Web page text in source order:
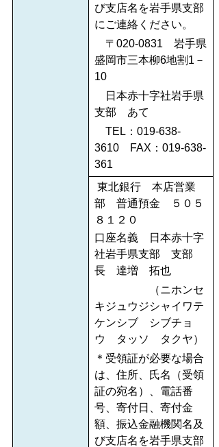
び支店名を岩手県支部
にご連絡ください。
〒020‐0831 岩手県
盛岡市三本柳6地割1－
10
日本赤十字社岩手県
支部 あて
TEL：019‐638-
3610 FAX：019‐638‐
361
東北銀行 本店営業
部 普通預金 ５０５
８１２０
口座名義 日本赤十字
社岩手県支部 支部
長 達増 拓也
（ニホンセ
キジュウジシャイワテ
ケンシブ シブチョ
ウ タッソ タクヤ）
＊受領証が必要な場合
は、住所、氏名（受領
証の宛名）、電話番
号、寄付日、寄付金
額、振込金融機関名及
び支店名を岩手県支部